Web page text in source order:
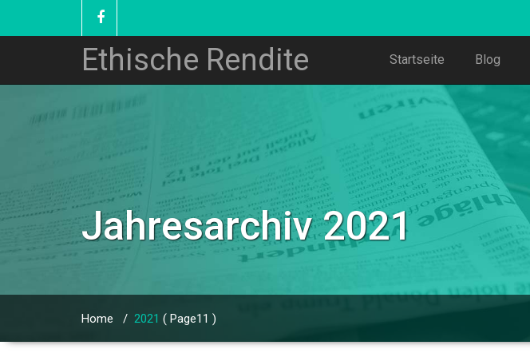
Ethische Rendite Startseite Blog
Jahresarchiv 2021
Home / 2021 ( Page11 )